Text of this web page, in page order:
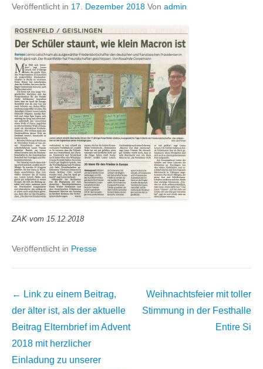
Veröffentlicht in 17. Dezember 2018 Von admin
ZAK vom 15.12.2018
Veröffentlicht in Presse
Beitrags
Übersicht
← Link zu einem Beitrag,
der älter ist, als der aktuelle
Beitrag Elternbrief im Advent
2018 mit herzlicher
Einladung zu unserer
Weihnachtsfeier mit toller
Stimmung in der Festhalle
Entire Si